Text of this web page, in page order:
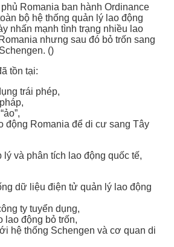
Romania ban hành Ordinance
bộ hệ thống quản lý lao động
nhấn mạnh tình trạng nhiều lao
nhưng sau đó bỏ trốn sang
()
tồn tại:
trái phép,
động Romania để di cư sang Tây
và phân tích lao động quốc tế,
dữ liệu điện tử quản lý lao động
ty tuyển dụng,
lao động bỏ trốn,
hệ thống Schengen và cơ quan di